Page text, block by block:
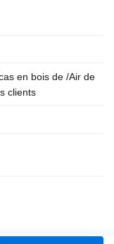
en bois de /Air de
clients